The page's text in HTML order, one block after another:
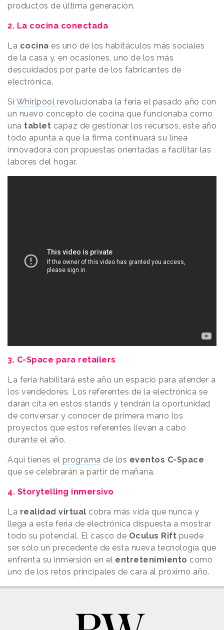
productos de última generación.
2. La cocina conectada
La cocina es uno de los habitáculos más sociales
de la casa y, en ocasiones, uno de los más
descuidados por parte de los fabricantes de
electrónica.
Si Whirlpool revolucionaba la feria el pasado año con
un nuevo concepto de cocina que funcionaba como
una tablet capaz de gestionar los recursos, este año
todo apunta a que la firma continuará su línea
innovadora con propuestas orientadas a facilitar las
labores del hogar.
3. C-Space para retailers
La feria habilitará este año un espacio para atender a
los vendedores. Los referentes de la electrónica se
darán cita en estos stands y tendrán la oportunidad
de conversar y conocer de primera mano los
proyectos que estos referentes llevan a cabo
durante el año.
Aquí tienes el programa de los eventos C-Space
que se celebrarán a partir de mañana.
4. Storytelling inmersivo
La realidad virtual cobra más vida que nunca y
llega a esta feria de electrónica dispuesta a mostrar
todo su potencial. El casco de Oculus Rift puede
ser sólo un precedente de esta nueva tecnología que
enfrenta su inmersión en el entretenimiento como
uno de los retos principales de cara al próximo año.